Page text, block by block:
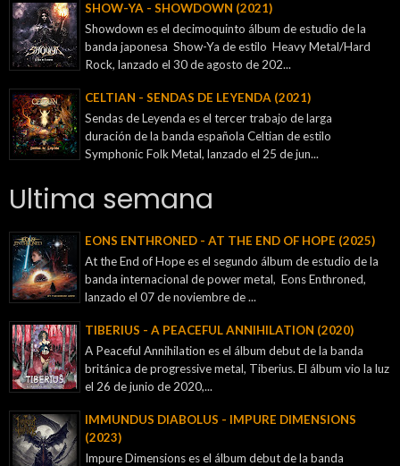
SHOW-YA - SHOWDOWN (2021)
Showdown es el decimoquinto álbum de estudio de la
banda japonesa Show-Ya de estilo Heavy Metal/Hard
Rock, lanzado el 30 de agosto de 202...
CELTIAN - SENDAS DE LEYENDA (2021)
Sendas de Leyenda es el tercer trabajo de larga
duración de la banda española Celtian de estilo
Symphonic Folk Metal, lanzado el 25 de jun...
Ultima semana
EONS ENTHRONED - AT THE END OF HOPE (2025)
At the End of Hope es el segundo álbum de estudio de la
banda internacional de power metal, Eons Enthroned,
lanzado el 07 de noviembre de ...
TIBERIUS - A PEACEFUL ANNIHILATION (2020)
A Peaceful Annihilation es el álbum debut de la banda
británica de progressive metal, Tiberius. El álbum vio la luz
el 26 de junio de 2020,...
IMMUNDUS DIABOLUS - IMPURE DIMENSIONS
(2023)
Impure Dimensions es el álbum debut de la banda